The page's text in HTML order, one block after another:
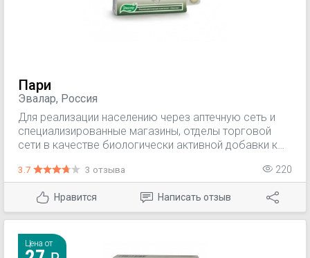
Пари
Эвалар, Россия
Для реализации населению через аптечную сеть и
специализированные магазины, отделы торговой
сети в качестве биологически активной добавки к
источника флавоноидов
3.7 3 отзыва 220
Нравится Написать отзыв
Цена от